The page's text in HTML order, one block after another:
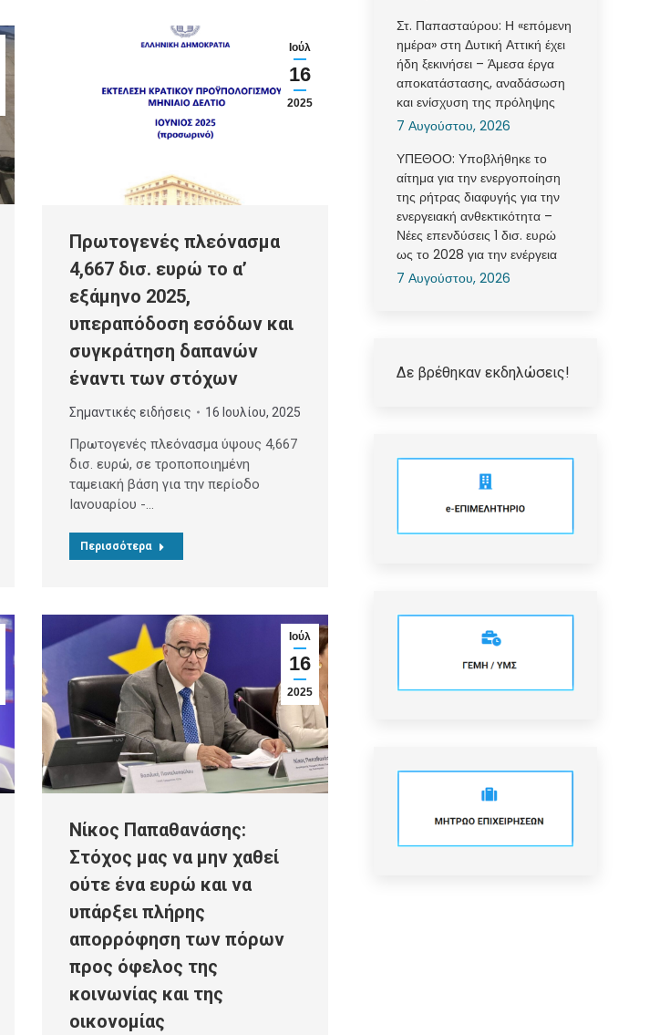
Ιούλ
16
2025
Πρωτογενές πλεόνασμα
4,667 δισ. ευρώ το α’
εξάμηνο 2025,
υπεραπόδοση εσόδων και
συγκράτηση δαπανών
έναντι των στόχων
Σημαντικές ειδήσεις 16 Ιουλίου, 2025
Πρωτογενές πλεόνασμα ύψους 4,667
δισ. ευρώ, σε τροποποιημένη
ταμειακή βάση για την περίοδο
Ιανουαρίου -…
Περισσότερα
Ιούλ
16
2025
Νίκος Παπαθανάσης:
Στόχος μας να μην χαθεί
ούτε ένα ευρώ και να
υπάρξει πλήρης
απορρόφηση των πόρων
προς όφελος της
κοινωνίας και της
οικονομίας
Στ. Παπασταύρου: Η «επόμενη
ημέρα» στη Δυτική Αττική έχει
ήδη ξεκινήσει – Άμεσα έργα
αποκατάστασης, αναδάσωση
και ενίσχυση της πρόληψης
7 Αυγούστου, 2026
ΥΠΕΘΟΟ: Υποβλήθηκε το
αίτημα για την ενεργοποίηση
της ρήτρας διαφυγής για την
ενεργειακή ανθεκτικότητα –
Νέες επενδύσεις 1 δισ. ευρώ
ως το 2028 για την ενέργεια
7 Αυγούστου, 2026
Δε βρέθηκαν εκδηλώσεις!